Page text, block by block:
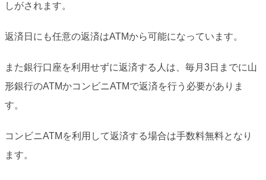
しがされます。
返済日にも任意の返済はATMから可能になっています。
また銀行口座を利用せずに返済する人は、毎月3日までに山
形銀行のATMかコンビニATMで返済を行う必要がありま
す。
コンビニATMを利用して返済する場合は手数料無料となり
ます。